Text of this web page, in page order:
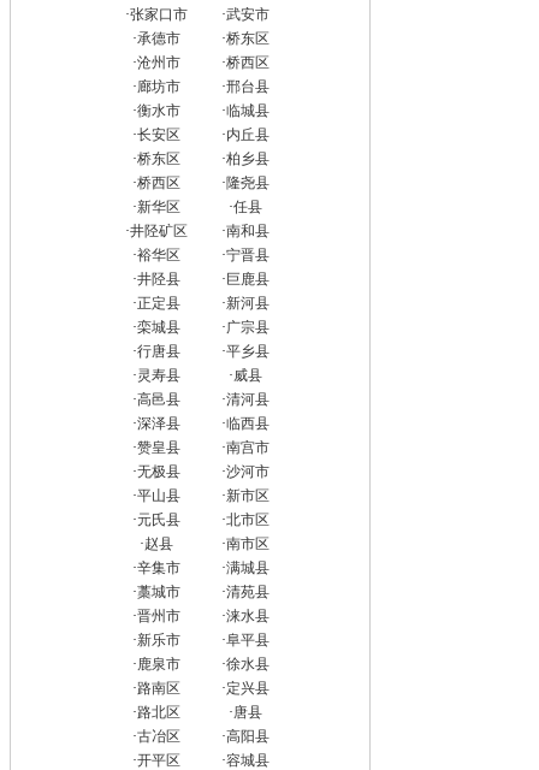
·张家口市 ·武安市
·承德市 ·桥东区
·沧州市 ·桥西区
·廊坊市 ·邢台县
·衡水市 ·临城县
·长安区 ·内丘县
·桥东区 ·柏乡县
·桥西区 ·隆尧县
·新华区 ·任县
·井陉矿区 ·南和县
·裕华区 ·宁晋县
·井陉县 · 巨鹿县
·正定县 ·新河县
·栾城县 ·广宗县
·行唐县 ·平乡县
·灵寿县 ·威县
·高邑县 ·清河县
·深泽县 ·临西县
·赞皇县 ·南宫市
·无极县 ·沙河市
·平山县 ·新市区
·元氏县 ·北市区
·赵县 ·南市区
·辛集市 ·满城县
·藁城市 ·清苑县
·晋州市 ·涞水县
·新乐市 ·阜平县
·鹿泉市 ·徐水县
·路南区 ·定兴县
·路北区 ·唐县
·古冶区 ·高阳县
·开平区 ·容城县